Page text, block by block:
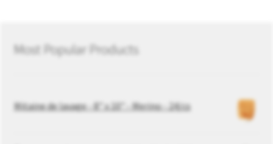
Most Popular Products
Mitaine de lavage - 8" x 10" - Merino - 24/cs